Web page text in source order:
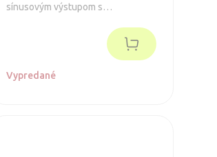
sínusovým výstupom s
nabíjačkou batérií a ultra rýchlym
transferovým prepínačom zdroja
Vypredané